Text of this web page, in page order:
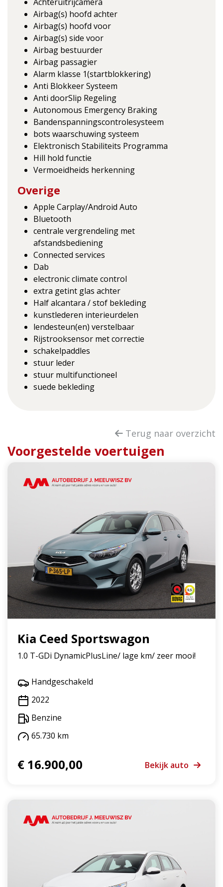
Airbag(s) hoofd achter
Airbag(s) hoofd voor
Airbag(s) side voor
Airbag bestuurder
Airbag passagier
Alarm klasse 1(startblokkering)
Anti Blokkeer Systeem
Anti doorSlip Regeling
Autonomous Emergency Braking
Bandenspanningscontrolesysteem
bots waarschuwing systeem
Elektronisch Stabiliteits Programma
Hill hold functie
Vermoeidheids herkenning
Overige
Apple Carplay/Android Auto
Bluetooth
centrale vergrendeling met
afstandsbediening
Connected services
Dab
electronic climate control
extra getint glas achter
Half alcantara / stof bekleding
kunstlederen interieurdelen
lendesteun(en) verstelbaar
Rijstrooksensor met correctie
schakelpaddles
stuur leder
stuur multifunctioneel
suede bekleding
Terug naar overzicht
Voorgestelde voertuigen
Kia Ceed Sportswagon
1.0 T-GDi DynamicPlusLine/ lage km/ zeer mooi!
Handgeschakeld
2022
Benzine
65.730 km
€ 16.900,00 Bekijk auto